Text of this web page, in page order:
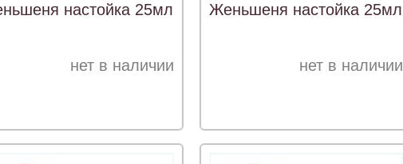
настойка 25мл
нет в наличии
Женьшеня настойка 25мл
нет в наличии